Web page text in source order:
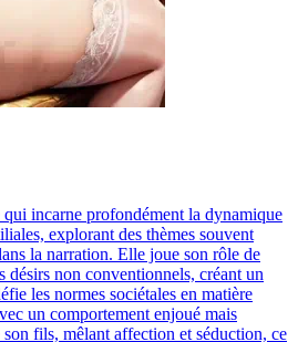
qui incarne profondément la dynamique
explorant des thèmes souvent
la narration. Elle joue son rôle de
désirs non conventionnels, créant un
les normes sociétales en matière
un comportement enjoué mais
fils, mêlant affection et séduction, ce